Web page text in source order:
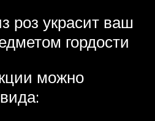
роз украсит ваш
гордости
можно